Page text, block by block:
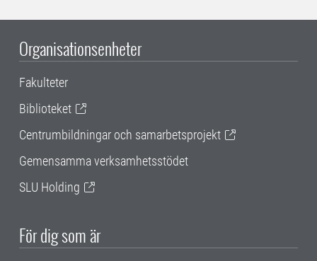
Organisationsenheter
Fakulteter
Biblioteket
Centrumbildningar och samarbetsprojekt
Gemensamma verksamhetsstödet
SLU Holding
För dig som är